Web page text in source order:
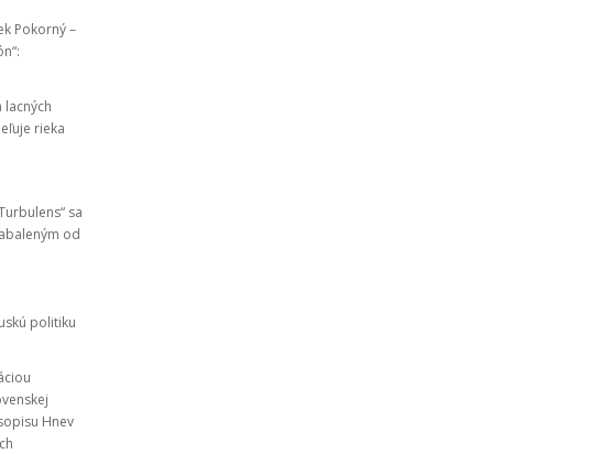
Pokorný –
rieka
sa
od
politiku
Hnev